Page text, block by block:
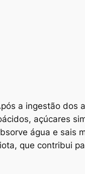
a ingestão dos
açúcares
água e sais
que contribui